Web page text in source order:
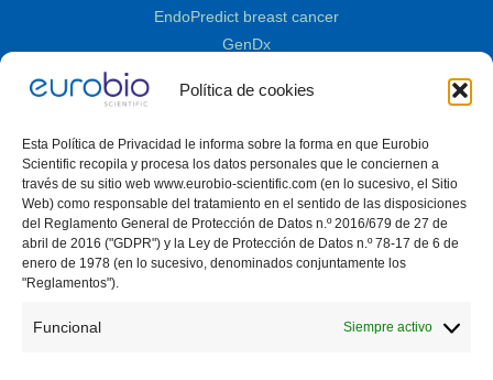
Política de cookies
Esta Política de Privacidad le informa sobre la forma en que Eurobio
Scientific recopila y procesa los datos personales que le conciernen a
través de su sitio web www.eurobio-scientific.com (en lo sucesivo, el Sitio
Web) como responsable del tratamiento en el sentido de las disposiciones
del Reglamento General de Protección de Datos n.º 2016/679 de 27 de
abril de 2016 ("GDPR") y la Ley de Protección de Datos n.º 78-17 de 6 de
enero de 1978 (en lo sucesivo, denominados conjuntamente los
"Reglamentos").
Funcional Siempre activo
EndoPredict breast cancer
GenDx
Cultivo celular
TQS
Control de calidad
ELISA
Inmunología
Biología molecular